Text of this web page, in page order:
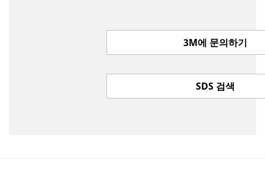
3M에 문의하기
SDS 검색